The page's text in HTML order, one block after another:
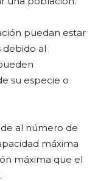
puedan estar
debido al
su especie o
al número de
máxima
máxima que el